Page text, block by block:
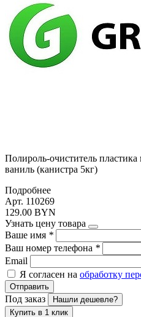
Полироль-очиститель
ваниль (канистра 5кг)
Подробнее
Арт. 110269
129.00 BYN
Узнать цену товара
Ваше имя *
Ваш номер телефона *
Email
Я согласен на обработку
Отправить
Под заказ
Нашли дешевле?
Купить в 1 клик